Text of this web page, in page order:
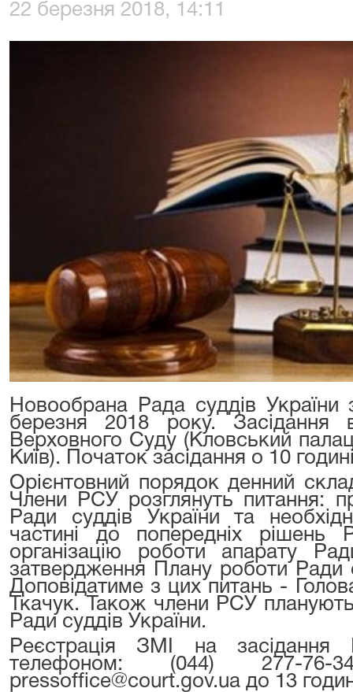
22 березня 2018, 14:11
Новообрана Рада суддів України
березня 2018 року. Засідання
Верховного Суду (Кловський
Київ). Початок засідання о 10
Орієнтовний порядок денний
Члени РСУ розглянуть питання:
Ради суддів України та
частині до попередніх рішень
організацію роботи апарату
затвердження Плану роботи Ради
Доповідатиме з цих питань -
Ткачук. Також члени РСУ
Ради суддів України.
Реєстрація ЗМІ на засідання
телефоном: (044) 277-
pressoffice@court.gov.ua до 13